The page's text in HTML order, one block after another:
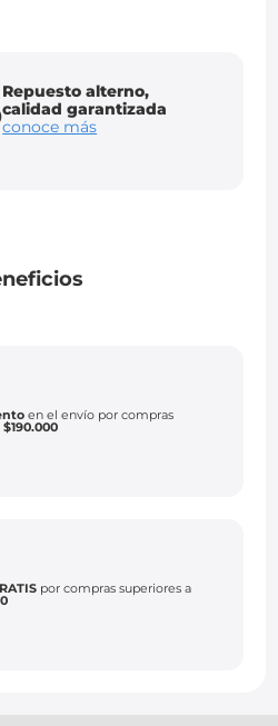
Repuesto alterno,
calidad garantizada
conoce más
en el envío por compras
$190.000
por compras superiores a